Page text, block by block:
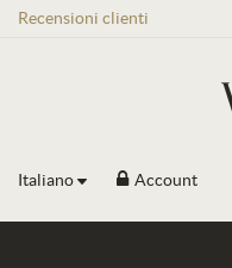
Recensioni clienti
Italiano Account